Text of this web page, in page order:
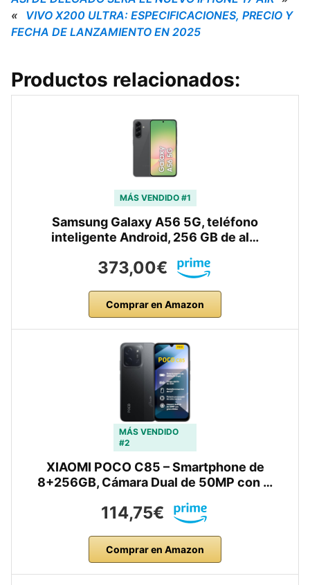
«
VIVO X200 ULTRA: ESPECIFICACIONES, PRECIO Y
FECHA DE LANZAMIENTO EN 2025
Productos relacionados:
MÁS VENDIDO #1
Samsung Galaxy A56 5G, teléfono
inteligente Android, 256 GB de al…
373,00€
Comprar en Amazon
MÁS VENDIDO
#2
XIAOMI POCO C85 – Smartphone de
8+256GB, Cámara Dual de 50MP con …
114,75€
Comprar en Amazon